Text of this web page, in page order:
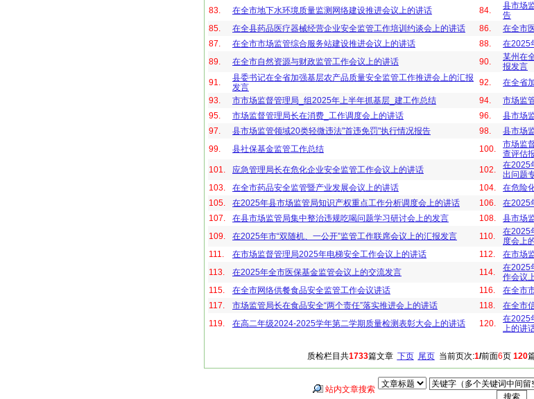
83.
在全市地下水环境质量监测网络建设推进会议上的讲话 84.
县市场
告
85.
在全县药品医疗器械经营企业安全监管工作培训约谈会上的讲话 86.
在全市
87.
在全市市场监管综合服务站建设推进会议上的讲话 88.
在2025
89.
在全市自然资源与财政监管工作会议上的讲话 90.
某州在
报发言
91.
县委书记在全省加强基层农产品质量安全监管工作推进会上的汇报
发言
92.
在全省
93.
市市场监督管理局_组2025年上半年抓基层_建工作总结 94.
市场监
95.
市场监督管理局长在消费_工作调度会上的讲话 96.
县市场
97.
县市场监管领域20类轻微违法"首违免罚"执行情况报告 98.
县市场
99.
县社保基金监管工作总结 100.
市场监
查评估
101.
应急管理局长在危化企业安全监管工作会议上的讲话 102.
在2025
出问题
103.
在全市药品安全监管暨产业发展会议上的讲话 104.
在危险
105.
在2025年县市场监管局知识产权重点工作分析调度会上的讲话 106.
在2025
107.
在县市场监管局集中整治违规吃喝问题学习研讨会上的发言 108.
县市场
109.
在2025年市“双随机、一公开”监管工作联席会议上的汇报发言 110.
在2025
度会上
111.
在市场监督管理局2025年电梯安全工作会议上的讲话 112.
在市场
113.
在2025年全市医保基金监管会议上的交流发言 114.
在2025
作会议
115.
在全市网络供餐食品安全监管工作会议讲话 116.
在全市
117.
市场监管局长在食品安全“两个责任”落实推进会上的讲话 118.
在全市
119.
在高二年级2024-2025学年第二学期质量检测表彰大会上的讲话 120.
在2025
上的讲
质检栏目共1733篇文章 下页 尾页当前页次:1/前面6页 120
站内文章搜索